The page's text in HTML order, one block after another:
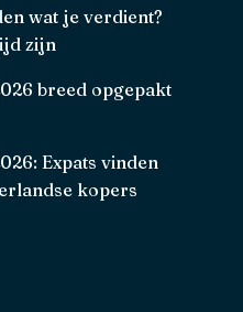
wat je verdient?
zijn
breed opgepakt
Expats vinden
kopers